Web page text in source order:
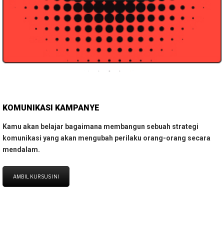
KOMUNIKASI KAMPANYE
Kamu akan belajar bagaimana membangun sebuah strategi
komunikasi yang akan mengubah perilaku orang-orang secara
mendalam.
AMBIL KURSUS INI